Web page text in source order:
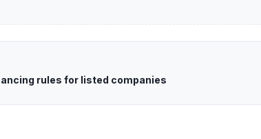
rules for listed companies